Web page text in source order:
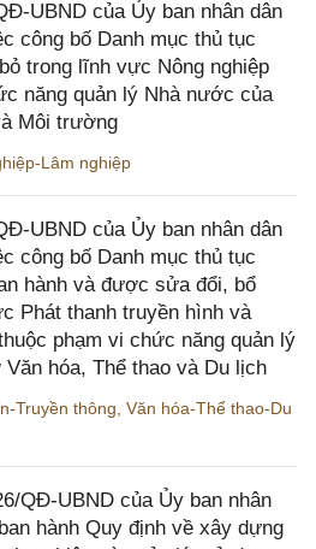
UBND của Ủy ban nhân dân
công bố Danh mục thủ tục
trong lĩnh vực Nông nghiệp
năng quản lý Nhà nước của
Môi trường
Lâm nghiệp
UBND của Ủy ban nhân dân
công bố Danh mục thủ tục
hành và được sửa đổi, bổ
Phát thanh truyền hình và
phạm vi chức năng quản lý
hóa, Thể thao và Du lịch
Truyền thông Văn hóa-Thể thao-Du
QĐ-UBND của Ủy ban nhân
hành Quy định về xây dựng